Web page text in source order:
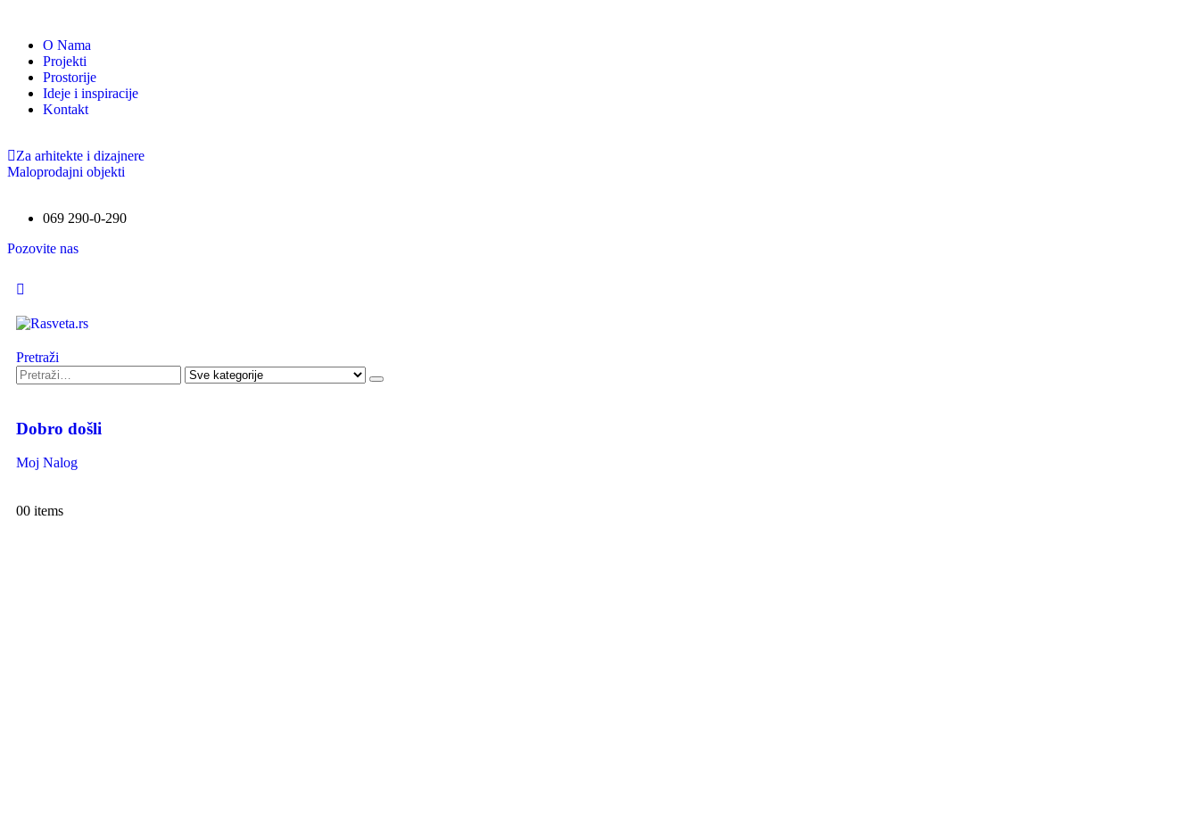
O Nama
Projekti
Prostorije
Ideje i inspiracije
Kontakt
Za arhitekte i dizajnere
Maloprodajni objekti
069 290-0-290
Pozovite nas
Pretraži
Dobro došli
Moj Nalog
00 items